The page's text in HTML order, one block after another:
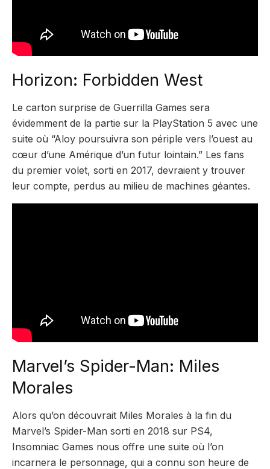
Horizon: Forbidden West
Le carton surprise de Guerrilla Games sera
évidemment de la partie sur la PlayStation 5 avec une
suite où “Aloy poursuivra son périple vers l’ouest au
cœur d’une Amérique d’un futur lointain.” Les fans
du premier volet, sorti en 2017, devraient y trouver
leur compte, perdus au milieu de machines géantes.
Marvel’s Spider-Man: Miles
Morales
Alors qu’on découvrait Miles Morales à la fin du
Marvel’s Spider-Man sorti en 2018 sur PS4,
Insomniac Games nous offre une suite où l’on
incarnera le personnage, qui a connu son heure de